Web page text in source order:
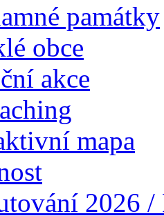
památky
obce
akce
mapa
2026 /